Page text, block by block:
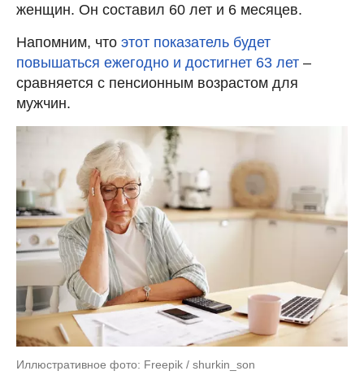
женщин. Он составил 60 лет и 6 месяцев.
Напомним, что этот показатель будет
повышаться ежегодно и достигнет 63 лет –
сравняется с пенсионным возрастом для
мужчин.
Иллюстративное фото: Freepik / shurkin_son